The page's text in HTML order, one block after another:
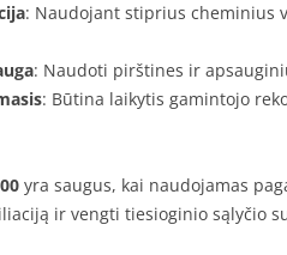
: Naudojant stiprius cheminius
: Naudoti pirštines ir
: Būtina laikytis gamintojo
yra saugus, kai naudojamas
ir vengti tiesioginio sąlyčio